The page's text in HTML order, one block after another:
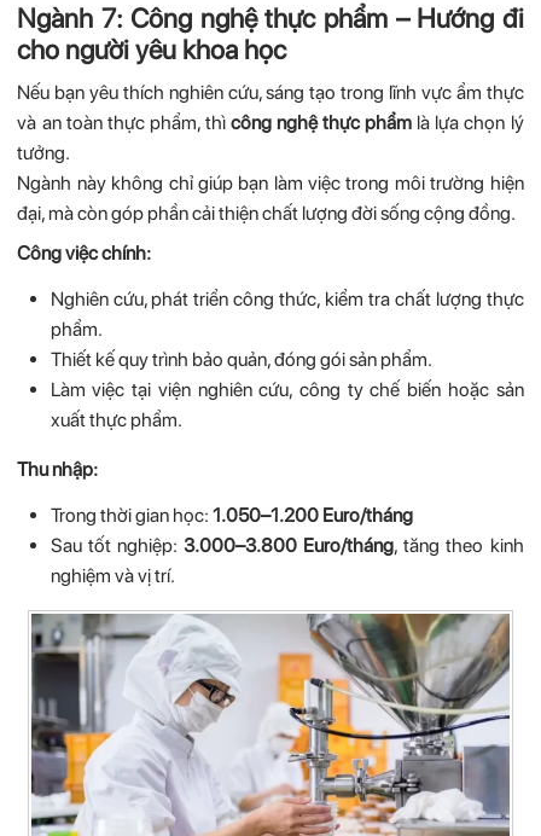
Ngành 7: Công nghệ thực phẩm – Hướng đi
cho người yêu khoa học
Nếu bạn yêu thích nghiên cứu, sáng tạo trong lĩnh vực ẩm thực
và an toàn thực phẩm, thì công nghệ thực phẩm là lựa chọn lý
tưởng.
Ngành này không chỉ giúp bạn làm việc trong môi trường hiện
đại, mà còn góp phần cải thiện chất lượng đời sống cộng đồng.
Công việc chính:
Nghiên cứu, phát triển công thức, kiểm tra chất lượng thực
phẩm.
Thiết kế quy trình bảo quản, đóng gói sản phẩm.
Làm việc tại viện nghiên cứu, công ty chế biến hoặc sản
xuất thực phẩm.
Thu nhập:
Trong thời gian học: 1.050–1.200 Euro/tháng
Sau tốt nghiệp:3.000–3.800 Euro/tháng, tăng theo kinh
nghiệm và vị trí.